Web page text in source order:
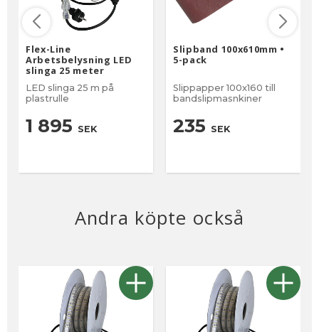
Flex-Line
Arbetsbelysning LED
slinga 25 meter
LED slinga 25 m på
plastrulle
1 895 SEK
Slipband 100x610mm •
5-pack
Slippapper 100x160 till
bandslipmasnkiner
235 SEK
Andra köpte också